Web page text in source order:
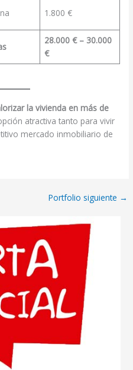
1.800 €
28.000 € – 30.000
€
la vivienda en más de
atractiva tanto para vivir
mercado inmobiliario de
Portfolio siguiente →